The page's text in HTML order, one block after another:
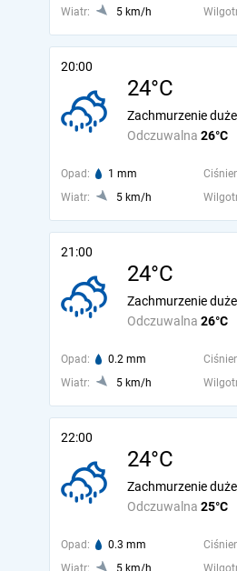
Wiatr:
5 km/h
20:00
24°C
Odczuwalna 26°C
Zachmurzenie
Opad: 1 mm
Wiatr:
5 km/h
21:00
24°C
Odczuwalna 26°C
Zachmurzenie
Opad: 0.2 mm
Wiatr:
5 km/h
22:00
24°C
Odczuwalna 25°C
Zachmurzenie
Opad: 0.3 mm
Wiatr:
5 km/h